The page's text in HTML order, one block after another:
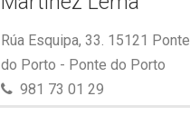
Rúa Esquipa, 33. 15121 Ponte
do Porto - Ponte do Porto
981 73 01 29